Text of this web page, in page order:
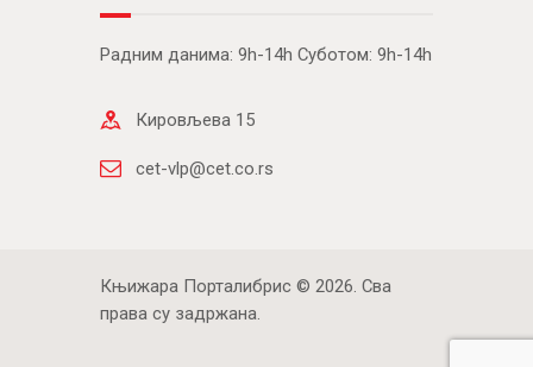
Радним данима: 9h-14h Суботом: 9h-14h
Кировљева 15
cet-vlp@cet.co.rs
Књижара Порталибрис © 2026. Сва
права су задржана.